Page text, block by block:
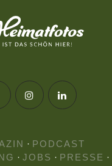
· PODCAST
· JOBS · PRESSE ·